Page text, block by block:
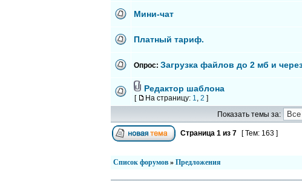
Мини-чат
Платный тариф.
Опрос: Загрузка файлов до 2 мб и
Редактор шаблона
[ На страницу: 1, 2 ]
Показать темы за:
Страница 1 из 7 [ Тем: 163 ]
Список форумов » Предложения